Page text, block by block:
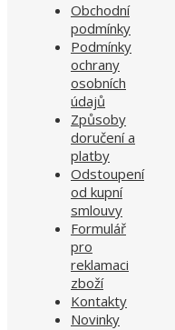
Obchodní
podmínky
Podmínky
ochrany
osobních
údajů
Způsoby
doručení a
platby
Odstoupení
od kupní
smlouvy
Formulář
pro
reklamaci
zboží
Kontakty
Novinky